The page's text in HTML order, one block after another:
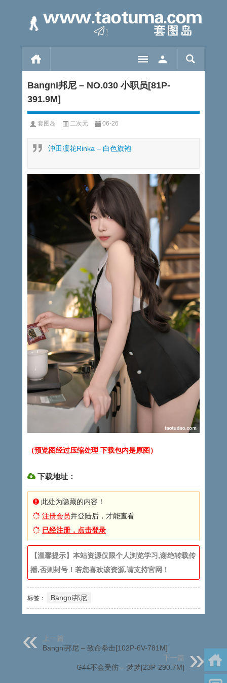
Bangni邦尼 – NO.030 小职员[81P-
391.9M]
套图岛 二次元 06-26
沖田凜花Rinka – 白色旗袍
（预览图经过压缩处理 下载包内是原图）
下载地址：
此处为隐藏的内容！
注册会员并登陆后，才能查看
已经注册，点击登录
【温馨提示】本站资源仅限个人浏览学习,谢绝转载传
播,否则封号！若您喜欢该资源,请支持官网！
标签： Bangni邦尼
上一篇
Bangni邦尼 – 致命拳击[102P-6V-781M]
下一篇
G44不会受伤 – 梦梦[23P-290.7M]